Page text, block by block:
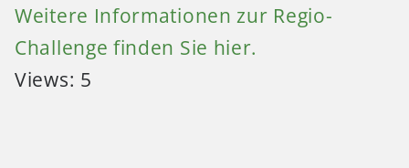
Weitere Informationen zur Regio-
Challenge finden Sie hier.
Views: 5